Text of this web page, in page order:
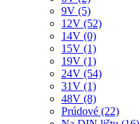
9V (5)
12V (52)
14V (0)
15V (1)
19V (1)
24V (54)
31V (1)
48V (8)
Prúdové (22)